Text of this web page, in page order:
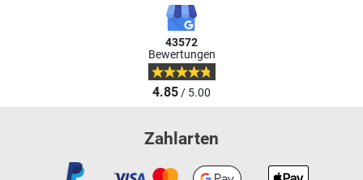
43572
Bewertungen
4.85/ 5.00
Zahlarten